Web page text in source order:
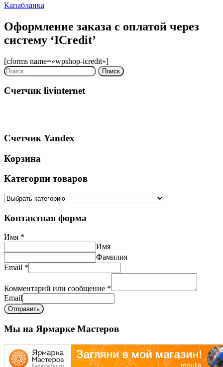
Капабланка
Оформление заказа с оплатой через
систему ‘ICredit’
[cforms name=»wpshop-icredit»]
Найти:
Счетчик livinternet
Счетчик Yandex
Корзина
Категории товаров
Контактная форма
Имя *
Имя
Фамилия
Email *
Комментарий или сообщение *
Email
Отправить
Мы на Ярмарке Мастеров